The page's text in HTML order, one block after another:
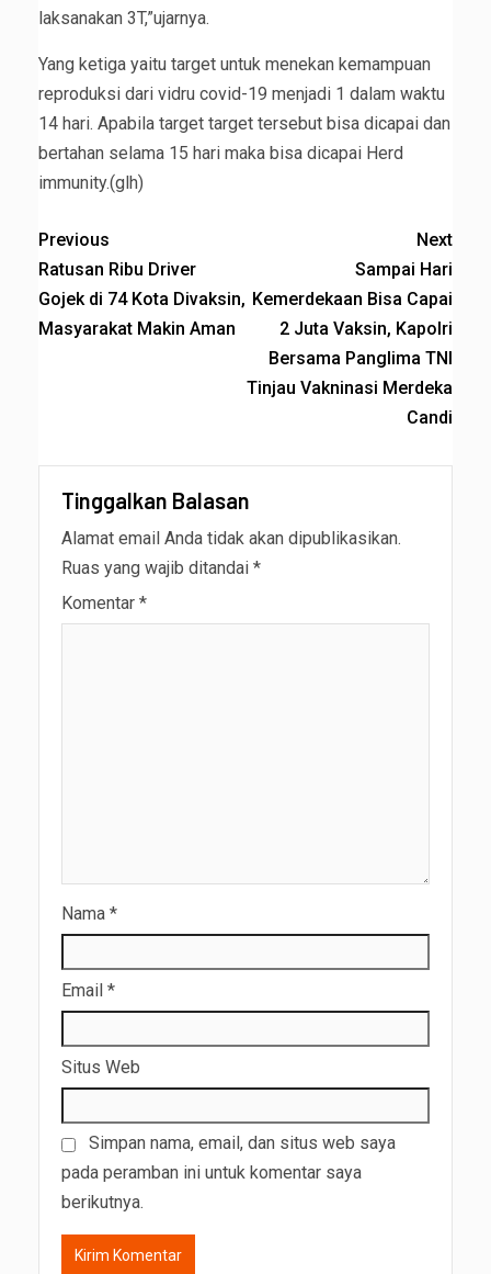
laksanakan 3T,”ujarnya.
Yang ketiga yaitu target untuk menekan kemampuan
reproduksi dari vidru covid-19 menjadi 1 dalam waktu
14 hari. Apabila target target tersebut bisa dicapai dan
bertahan selama 15 hari maka bisa dicapai Herd
immunity.(glh)
Previous
Ratusan Ribu Driver
Gojek di 74 Kota Divaksin,
Masyarakat Makin Aman
Next
Sampai Hari
Kemerdekaan Bisa Capai
2 Juta Vaksin, Kapolri
Bersama Panglima TNI
Tinjau Vakninasi Merdeka
Candi
Tinggalkan Balasan
Alamat email Anda tidak akan dipublikasikan.
Ruas yang wajib ditandai *
Komentar *
Nama *
Email *
Situs Web
Simpan nama, email, dan situs web saya
pada peramban ini untuk komentar saya
berikutnya.